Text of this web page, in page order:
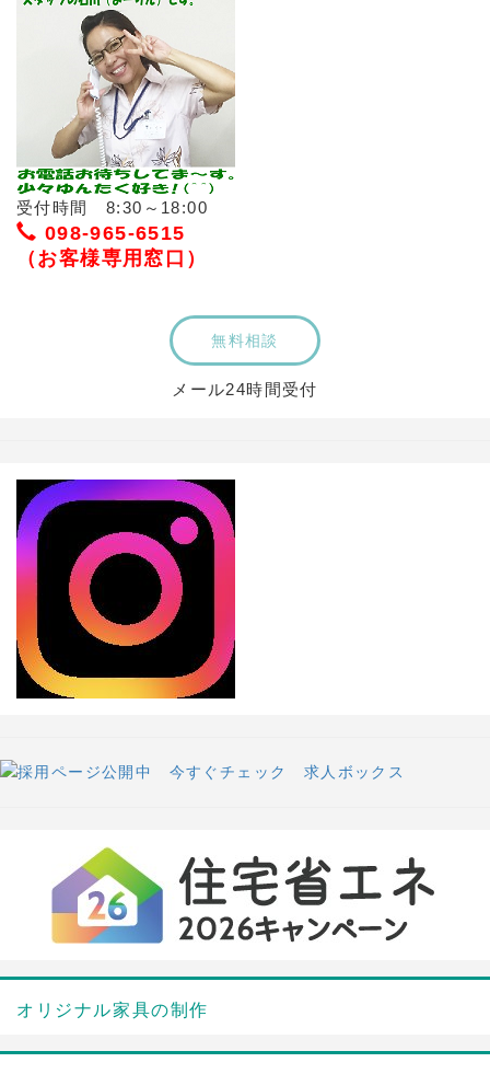
受付時間 8:30～18:00
098-965-6515
（お客様専用窓口）
無料相談
メール24時間受付
オリジナル家具の制作